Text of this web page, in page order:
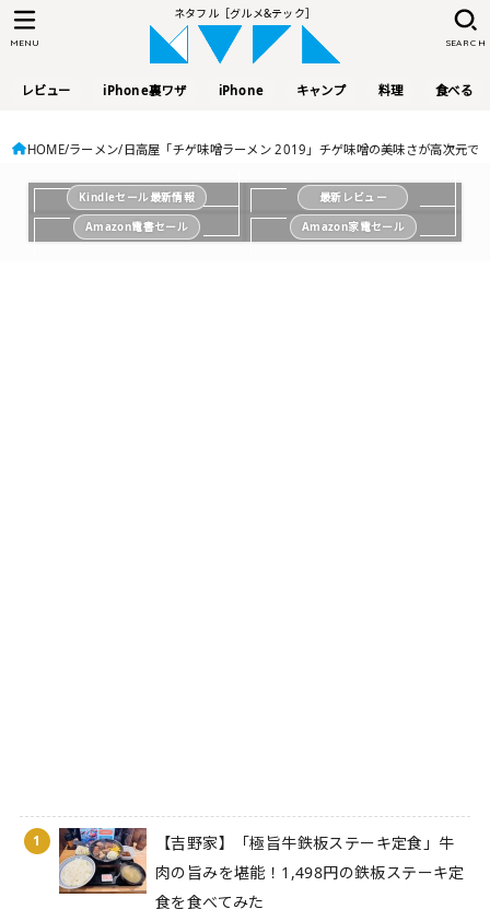
ネタフル［グルメ&テック］
レビュー iPhone裏ワザ iPhone キャンプ 料理 食べる
SEARCH
MENU
HOME ラーメン 日高屋「チゲ味噌ラーメン 2019」チゲ味噌の美味さが高次元で
Kindleセール最新情報 最新レビュー
Amazon電書セール Amazon家電セール
1
【吉野家】「極旨牛鉄板ステーキ定食」牛
肉の旨みを堪能！1,498円の鉄板ステーキ定
食を食べてみた